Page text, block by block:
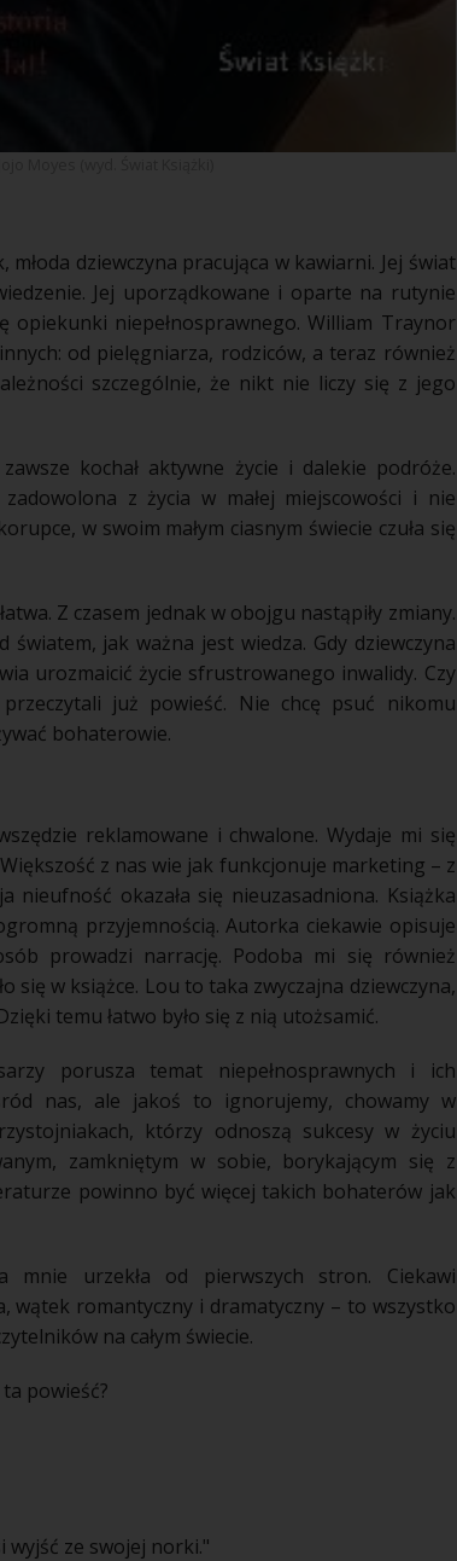
dziewczyna pracująca w kawiarni. Jej świat
Jej uporządkowane i oparte na rutynie
opiekunki niepełnosprawnego. William Traynor
od pielęgniarza, rodziców, a teraz również
szczególnie, że nikt nie liczy się z jego
kochał aktywne życie i dalekie podróże.
z życia w małej miejscowości i nie
w swoim małym ciasnym świecie czuła się
Z czasem jednak w obojgu nastąpiły zmiany.
jak ważna jest wiedza. Gdy dziewczyna
urozmaicić życie sfrustrowanego inwalidy. Czy
już powieść. Nie chcę psuć nikomu
bohaterowie.
reklamowane i chwalone. Wydaje mi się
z nas wie jak funkcjonuje marketing – z
nieufność okazała się nieuzasadniona. Książka
przyjemnością. Autorka ciekawie opisuje
prowadzi narrację. Podoba mi się również
się w książce. Lou to taka zwyczajna dziewczyna,
temu łatwo było się z nią utożsamić.
porusza temat niepełnosprawnych i ich
nas, ale jakoś to ignorujemy, chowamy w
którzy odnoszą sukcesy w życiu
zamkniętym w sobie, borykającym się z
powinno być więcej takich bohaterów jak
urzekła od pierwszych stron. Ciekawi
romantyczny i dramatyczny – to wszystko
na całym świecie.
powieść?
wyjść ze swojej norki."